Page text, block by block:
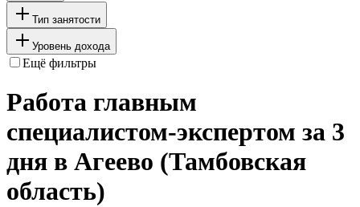
Тип занятости
Уровень дохода
Ещё фильтры
Работа главным
специалистом-экспертом за 3
дня в Агеево (Тамбовская
область)